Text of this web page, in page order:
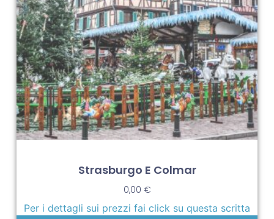
Strasburgo E Colmar
0,00 €
Per i dettagli sui prezzi fai click su questa scritta